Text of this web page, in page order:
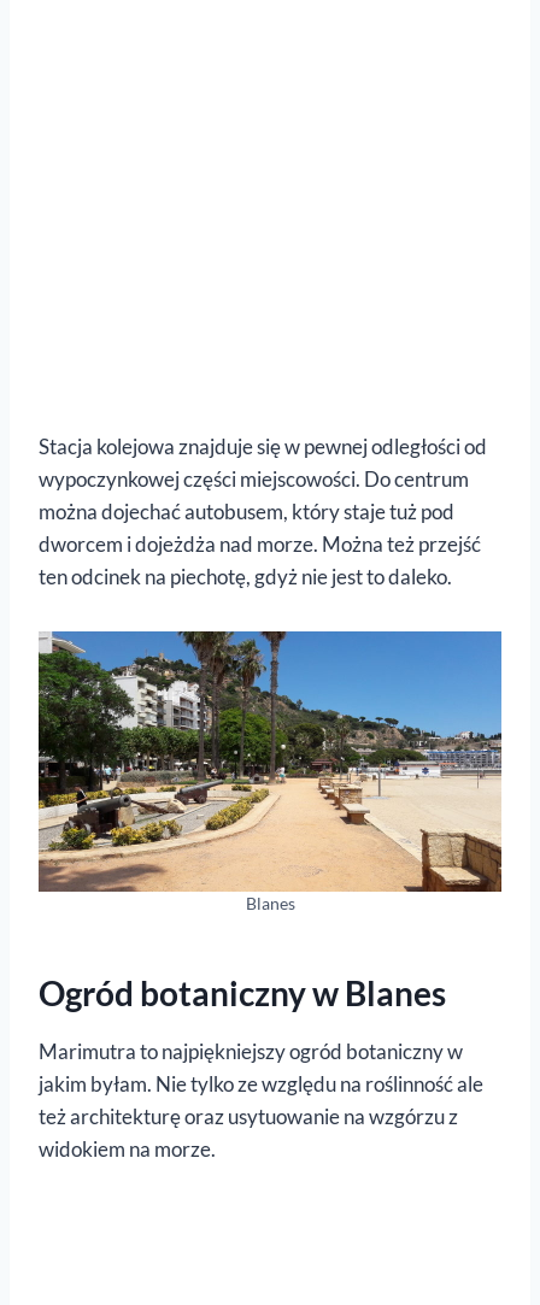
Stacja kolejowa znajduje się w pewnej odległości od
wypoczynkowej części miejscowości. Do centrum
można dojechać autobusem, który staje tuż pod
dworcem i dojeżdża nad morze. Można też przejść
ten odcinek na piechotę, gdyż nie jest to daleko.
Blanes
Ogród botaniczny w Blanes
Marimutra to najpiękniejszy ogród botaniczny w
jakim byłam. Nie tylko ze względu na roślinność ale
też architekturę oraz usytuowanie na wzgórzu z
widokiem na morze.